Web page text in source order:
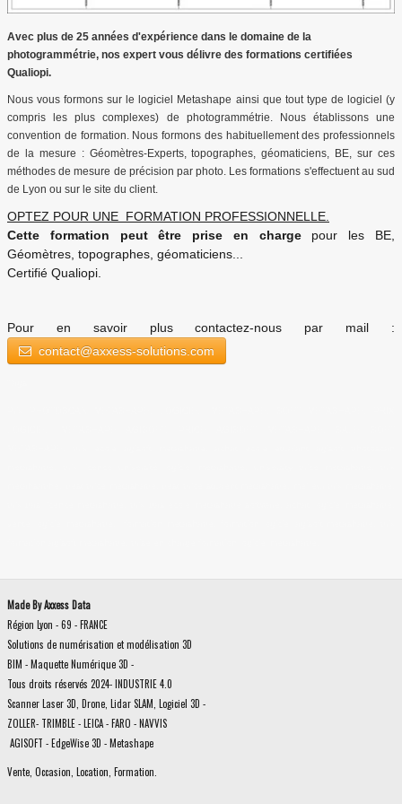
Avec plus de 25 années d'expérience dans le domaine de la
photogrammétrie, nos expert vous délivre des formations certifiées
Qualiopi.
Nous vous formons sur le logiciel Metashape ainsi que tout type de logiciel (y
compris les plus complexes) de photogrammétrie. Nous établissons une
convention de formation. Nous formons des habituellement des professionnels
de la mesure : Géomètres-Experts, topographes, géomaticiens, BE, sur ces
méthodes de mesure de précision par photo. Les formations s'effectuent au sud
de Lyon ou sur le site du client.
OPTEZ POUR UNE FORMATION PROFESSIONNELLE.
Cette formation peut être prise en chargepour les BE,
Géomètres, topographes, géomaticiens...
Certifié Qualiopi.
Pour en savoir plus contactez-nous par mail :
contact@axxess-solutions.com
Made By Axxess Data
Région Lyon - 69 - FRANCE
Solutions de numérisation et modélisation 3D
BIM - Maquette Numérique 3D -
Tous droits réservés 2024- INDUSTRIE 4.0
Scanner Laser 3D, Drone, Lidar SLAM, Logiciel 3D -
ZOLLER- TRIMBLE - LEICA - FARO - NAVVIS
AGISOFT - EdgeWise 3D - Metashape
Vente, Occasion, Location, Formation.